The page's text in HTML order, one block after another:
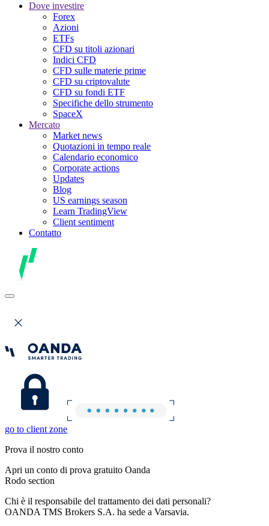
Dove investire
Forex
Azioni
ETFs
CFD su titoli azionari
Indici CFD
CFD sulle materie prime
CFD su criptovalute
CFD su fondi ETF
Specifiche dello strumento
SpaceX
Mercato
Market news
Quotazioni in tempo reale
Calendario economico
Corporate actions
Updates
Blog
US earnings season
Learn TradingView
Client sentiment
Contatto
go to client zone
Prova il nostro conto
Apri un conto di prova gratuito Oanda
Rodo section
Chi è il responsabile del trattamento dei dati personali?
OANDA TMS Brokers S.A. ha sede a Varsavia.